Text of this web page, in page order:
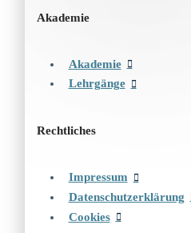
Akademie
Akademie
Lehrgänge
Rechtliches
Impressum
Datenschutzerklärung
Cookies